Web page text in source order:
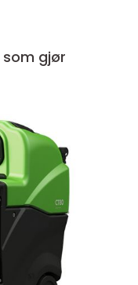
gjør